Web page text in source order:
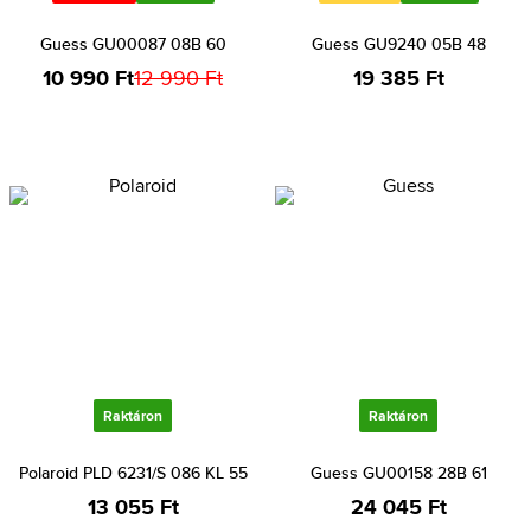
Guess GU00087 08B 60
10 990 Ft12 990 Ft
Guess GU9240 05B 48
19 385 Ft
Raktáron
Polaroid PLD 6231/S 086 KL 55
13 055 Ft
Raktáron
Guess GU00158 28B 61
24 045 Ft